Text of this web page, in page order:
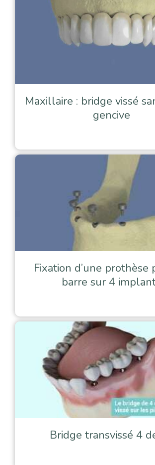
Maxillaire : bridge vissé
gencive
Fixation d’une prothèse
barre sur 4
Bridge transvissé 4